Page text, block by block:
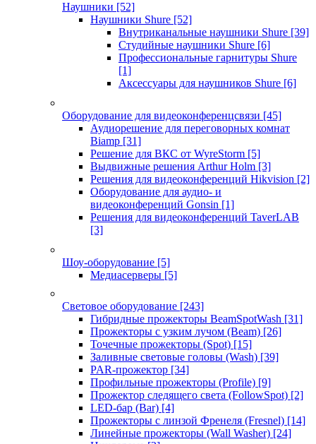
Наушники [52]
Наушники Shure [52]
Внутриканальные наушники Shure [39]
Студийные наушники Shure [6]
Профессиональные гарнитуры Shure
[1]
Аксессуары для наушников Shure [6]
Оборудование для видеоконференцсвязи [45]
Аудиорешение для переговорных комнат
Biamp [31]
Решение для ВКС от WyreStorm [5]
Выдвижные решения Arthur Holm [3]
Решения для видеоконференций Hikvision [2]
Оборудование для аудио- и
видеоконференций Gonsin [1]
Решения для видеоконференций TaverLAB
[3]
Шоу-оборудование [5]
Медиасерверы [5]
Световое оборудование [243]
Гибридные прожекторы BeamSpotWash [31]
Прожекторы с узким лучом (Beam) [26]
Точечные прожекторы (Spot) [15]
Заливные световые головы (Wash) [39]
PAR-прожектор [34]
Профильные прожекторы (Profile) [9]
Прожектор следящего света (FollowSpot) [2]
LED-бар (Bar) [4]
Прожекторы с линзой Френеля (Fresnel) [14]
Линейные прожекторы (Wall Washer) [24]